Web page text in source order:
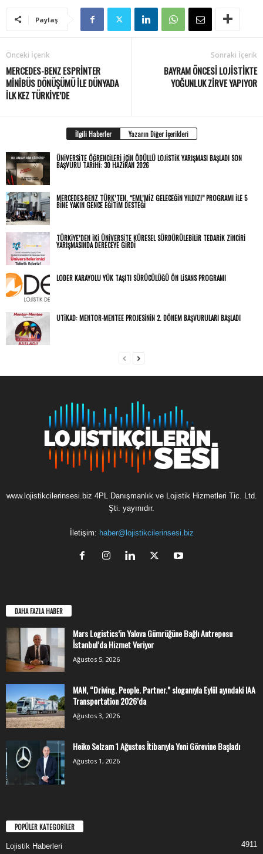
Paylaş
Önceki İçerik
MERCEDES-BENZ ESPRINTER
MINIBÜS DÖNÜŞÜMÜ ILE DÜNYADA
ILK KEZ TÜRKIYE’DE
Sonraki İçerik
BAYRAM ÖNCESI LOJISTIKTE
YOĞUNLUK ZIRVE YAPIYOR
İlgili Haberler Yazarın Diğer İçerikleri
ÜNIVERSITE ÖĞRENCILERI İÇIN ÖDÜLLÜ LOJISTIK YARIŞMASI BAŞLADI SON
BAŞVURU TARIHI: 30 HAZIRAN 2026
MERCEDES-BENZ TÜRK’TEN, “EML’MIZ GELECEĞIN YILDIZI” PROGRAMI ILE 5
BINE YAKIN GENCE EĞITIM DESTEĞI
TÜRKİYE’DEN İKİ ÜNİVERSİTE KÜRESEL SÜRDÜRÜLEBİLİR TEDARİK ZİNCİRİ
YARIŞMASINDA DERECEYE GİRDİ
LODER KARAYOLU YÜK TAŞITI SÜRÜCÜLÜĞÜ ÖN LISANS PROGRAMI
UTIKAD: MENTOR-MENTEE PROJESININ 2. DÖNEM BAŞVURULARI BAŞLADI
www.lojistikcilerinsesi.biz 4PL Danışmanlık ve Lojistik Hizmetleri Tic. Ltd.
Şti. yayınıdır.
İletişim: haber@lojistikcilerinsesi.biz
DAHA FAZLA HABER
Mars Logistics’in Yalova Gümrüğüne Bağlı Antreposu
İstanbul’da Hizmet Veriyor
Ağustos 5, 2026
MAN, “Driving. People. Partner.” sloganıyla Eylül ayındaki IAA
Transportation 2026’da
Ağustos 3, 2026
Heiko Selzam 1 Ağustos İtibarıyla Yeni Görevine Başladı
Ağustos 1, 2026
POPÜLER KATEGORİLER
Lojistik Haberleri 4911